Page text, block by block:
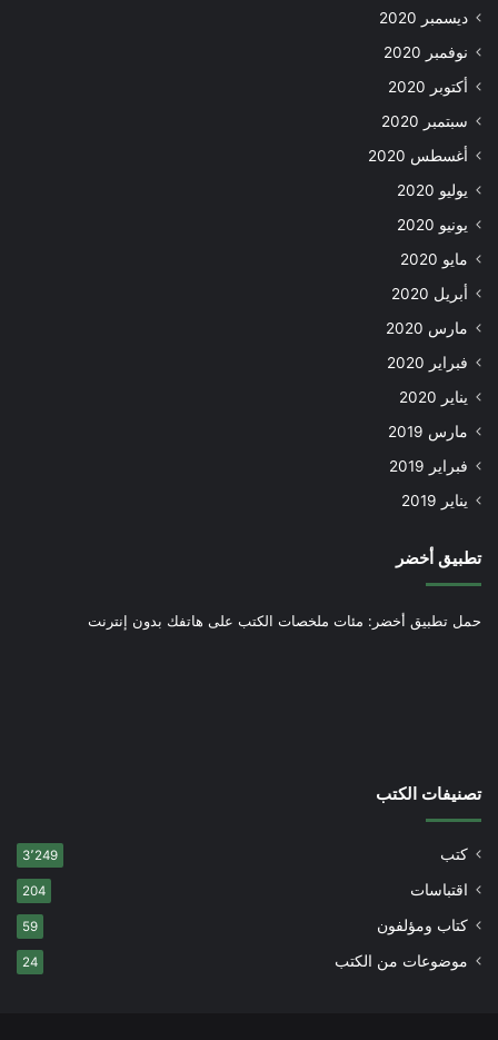
ديسمبر 2020
نوفمبر 2020
أكتوبر 2020
سبتمبر 2020
أغسطس 2020
يوليو 2020
يونيو 2020
مايو 2020
أبريل 2020
مارس 2020
فبراير 2020
يناير 2020
مارس 2019
فبراير 2019
يناير 2019
تطبيق أخضر
حمل تطبيق أخضر: مئات ملخصات الكتب على هاتفك بدون إنترنت
تصنيفات الكتب
كتب 3٬249
اقتباسات 204
كتاب ومؤلفون 59
موضوعات من الكتب 24